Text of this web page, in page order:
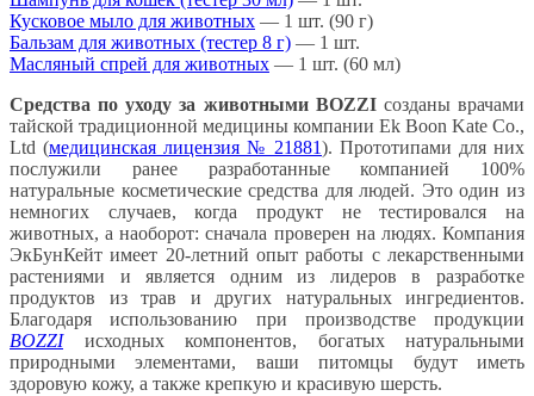
Кусковое мыло для животных — 1 шт. (90 г)
Бальзам для животных (тестер 8 г) — 1 шт.
Масляный спрей для животных — 1 шт. (60 мл)
Средства по уходу за животными BOZZIсозданы врачами
тайской традиционной медицины компании Ek Boon Kate Co.,
Ltd (медицинская лицензия № 21881). Прототипами для них
послужили ранее разработанные компанией 100%
натуральные косметические средства для людей. Это один из
немногих случаев, когда продукт не тестировался на
животных, а наоборот: сначала проверен на людях. Компания
ЭкБунКейт имеет 20-летний опыт работы с лекарственными
растениями и является одним из лидеров в разработке
продуктов из трав и других натуральных ингредиентов.
Благодаря использованию при производстве продукции
BOZZIисходных компонентов, богатых натуральными
природными элементами, ваши питомцы будут иметь
здоровую кожу, а также крепкую и красивую шерсть.